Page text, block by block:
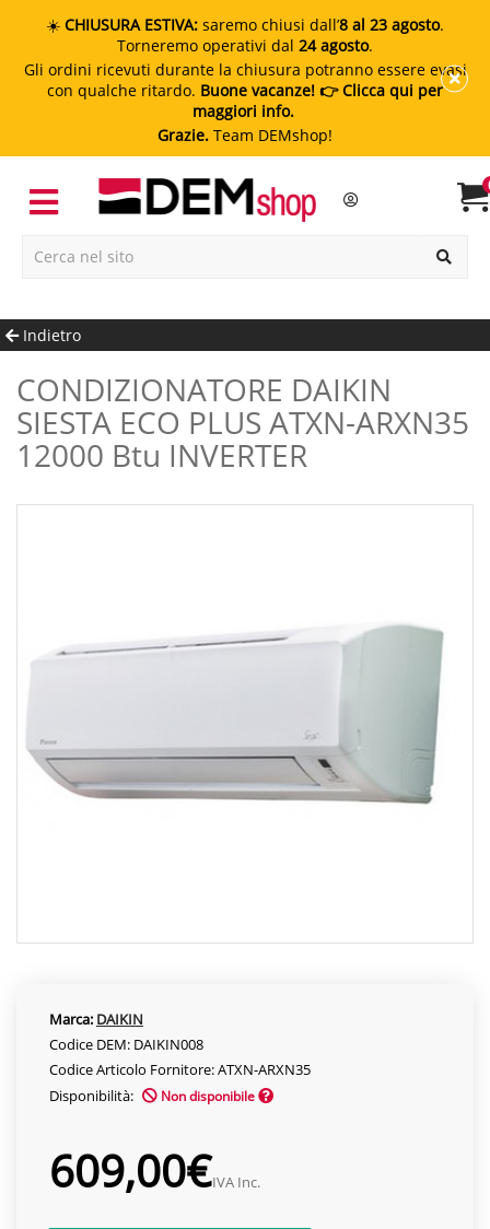
☀️ CHIUSURA ESTIVA: saremo chiusi dall’8 al 23 agosto.
Torneremo operativi dal 24 agosto.
Gli ordini ricevuti durante la chiusura potranno essere evasi
con qualche ritardo. Buone vacanze! 👉 Clicca qui per
maggiori info.
Grazie. Team DEMshop!
Indietro
CONDIZIONATORE DAIKIN
SIESTA ECO PLUS ATXN-ARXN35
12000 Btu INVERTER
Marca: DAIKIN
Codice DEM: DAIKIN008
Codice Articolo Fornitore: ATXN-ARXN35
Disponibilità:
Non disponibile
609,00€IVA Inc.